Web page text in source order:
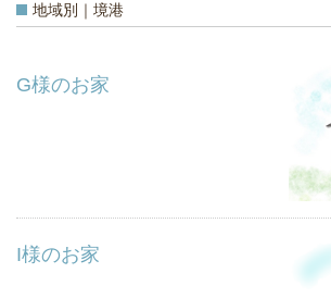
地域別｜境港
G様のお家
I様のお家